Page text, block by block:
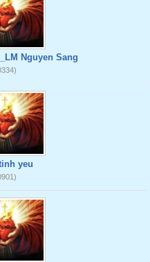
Nguyen Sang
yeu